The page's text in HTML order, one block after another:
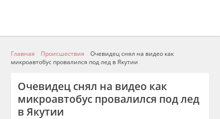
Главная Происшествия
Очевидец снял на видео как
микроавтобус провалился под лед в Якутии
Очевидец снял на видео как
микроавтобус провалился под лед
в Якутии